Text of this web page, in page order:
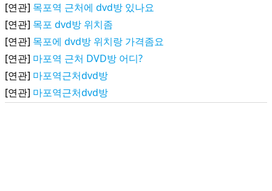
[연관] 목포역 근처에 dvd방 있나요
[연관] 목포 dvd방 위치좀
[연관] 목포에 dvd방 위치랑 가격좀요
[연관] 마포역 근처 DVD방 어디?
[연관] 마포역근처dvd방
[연관] 마포역근처dvd방